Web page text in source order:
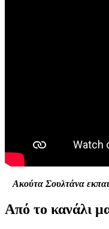
Ακούτα Σουλτάνα
Από το κανάλι